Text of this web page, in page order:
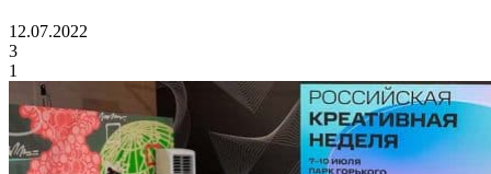
12.07.2022
3
1